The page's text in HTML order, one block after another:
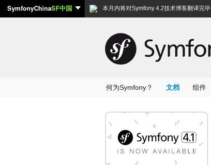
SymfonyChinaSF中国 本月内将对Symfony 4.2技术博客翻译完毕
何为Symfony？ 文档 组件